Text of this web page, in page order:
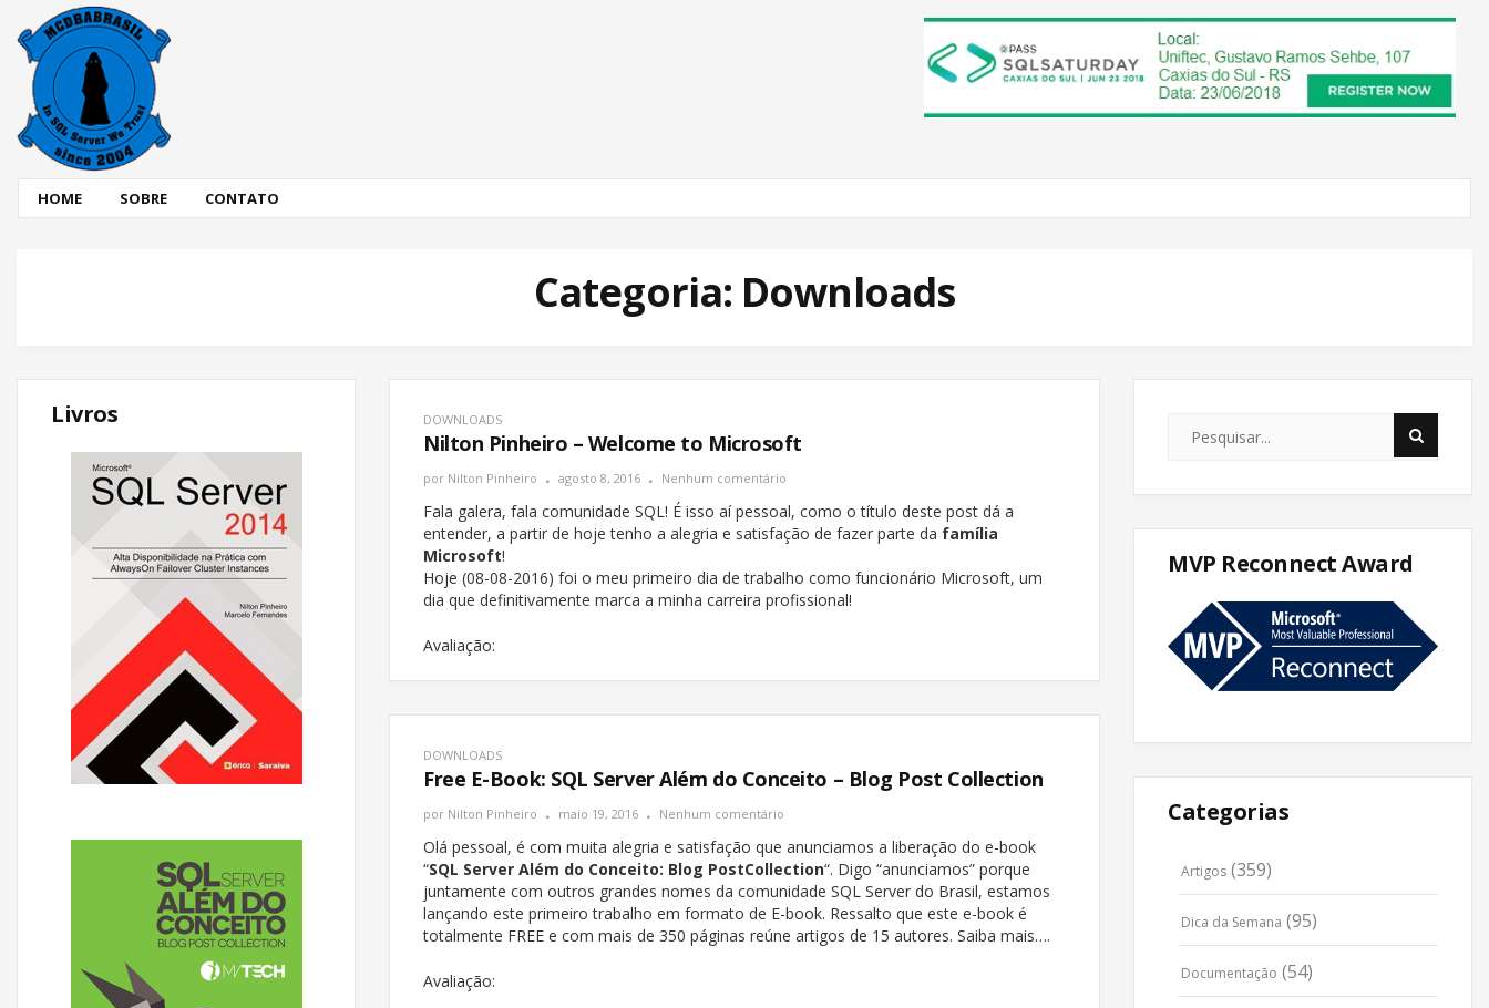
HOME SOBRE CONTATO
Categoria: Downloads
Livros DOWNLOADS
Nilton Pinheiro – Welcome to Microsoft
por Nilton Pinheiro agosto 8, 2016 Nenhum comentário
Fala galera, fala comunidade SQL! É isso aí pessoal, como o título deste post dá a
entender, a partir de hoje tenho a alegria e satisfação de fazer parte da família
Microsoft!
Hoje (08-08-2016) foi o meu primeiro dia de trabalho como funcionário Microsoft, um
dia que definitivamente marca a minha carreira profissional!
Avaliação:
DOWNLOADS
Free E-Book: SQL Server Além do Conceito – Blog Post Collection
por Nilton Pinheiro maio 19, 2016 Nenhum comentário
Olá pessoal, é com muita alegria e satisfação que anunciamos a liberação do e-book
“SQL Server Além do Conceito: Blog PostCollection“. Digo “anunciamos” porque
juntamente com outros grandes nomes da comunidade SQL Server do Brasil, estamos
lançando este primeiro trabalho em formato de E-book. Ressalto que este e-book é
totalmente FREE e com mais de 350 páginas reúne artigos de 15 autores. Saiba mais….
Avaliação:
MVP Reconnect Award
Categorias
Artigos (359)
Dica da Semana (95)
Documentação (54)